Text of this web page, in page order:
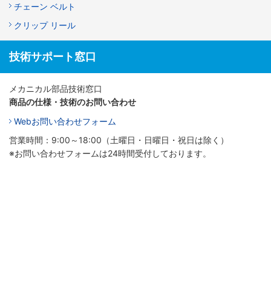
チェーン ベルト
クリップ リール
技術サポート窓口
メカニカル部品技術窓口
商品の仕様・技術のお問い合わせ
Webお問い合わせフォーム
営業時間：9:00～18:00（土曜日・日曜日・祝日は除く）
※お問い合わせフォームは24時間受付しております。